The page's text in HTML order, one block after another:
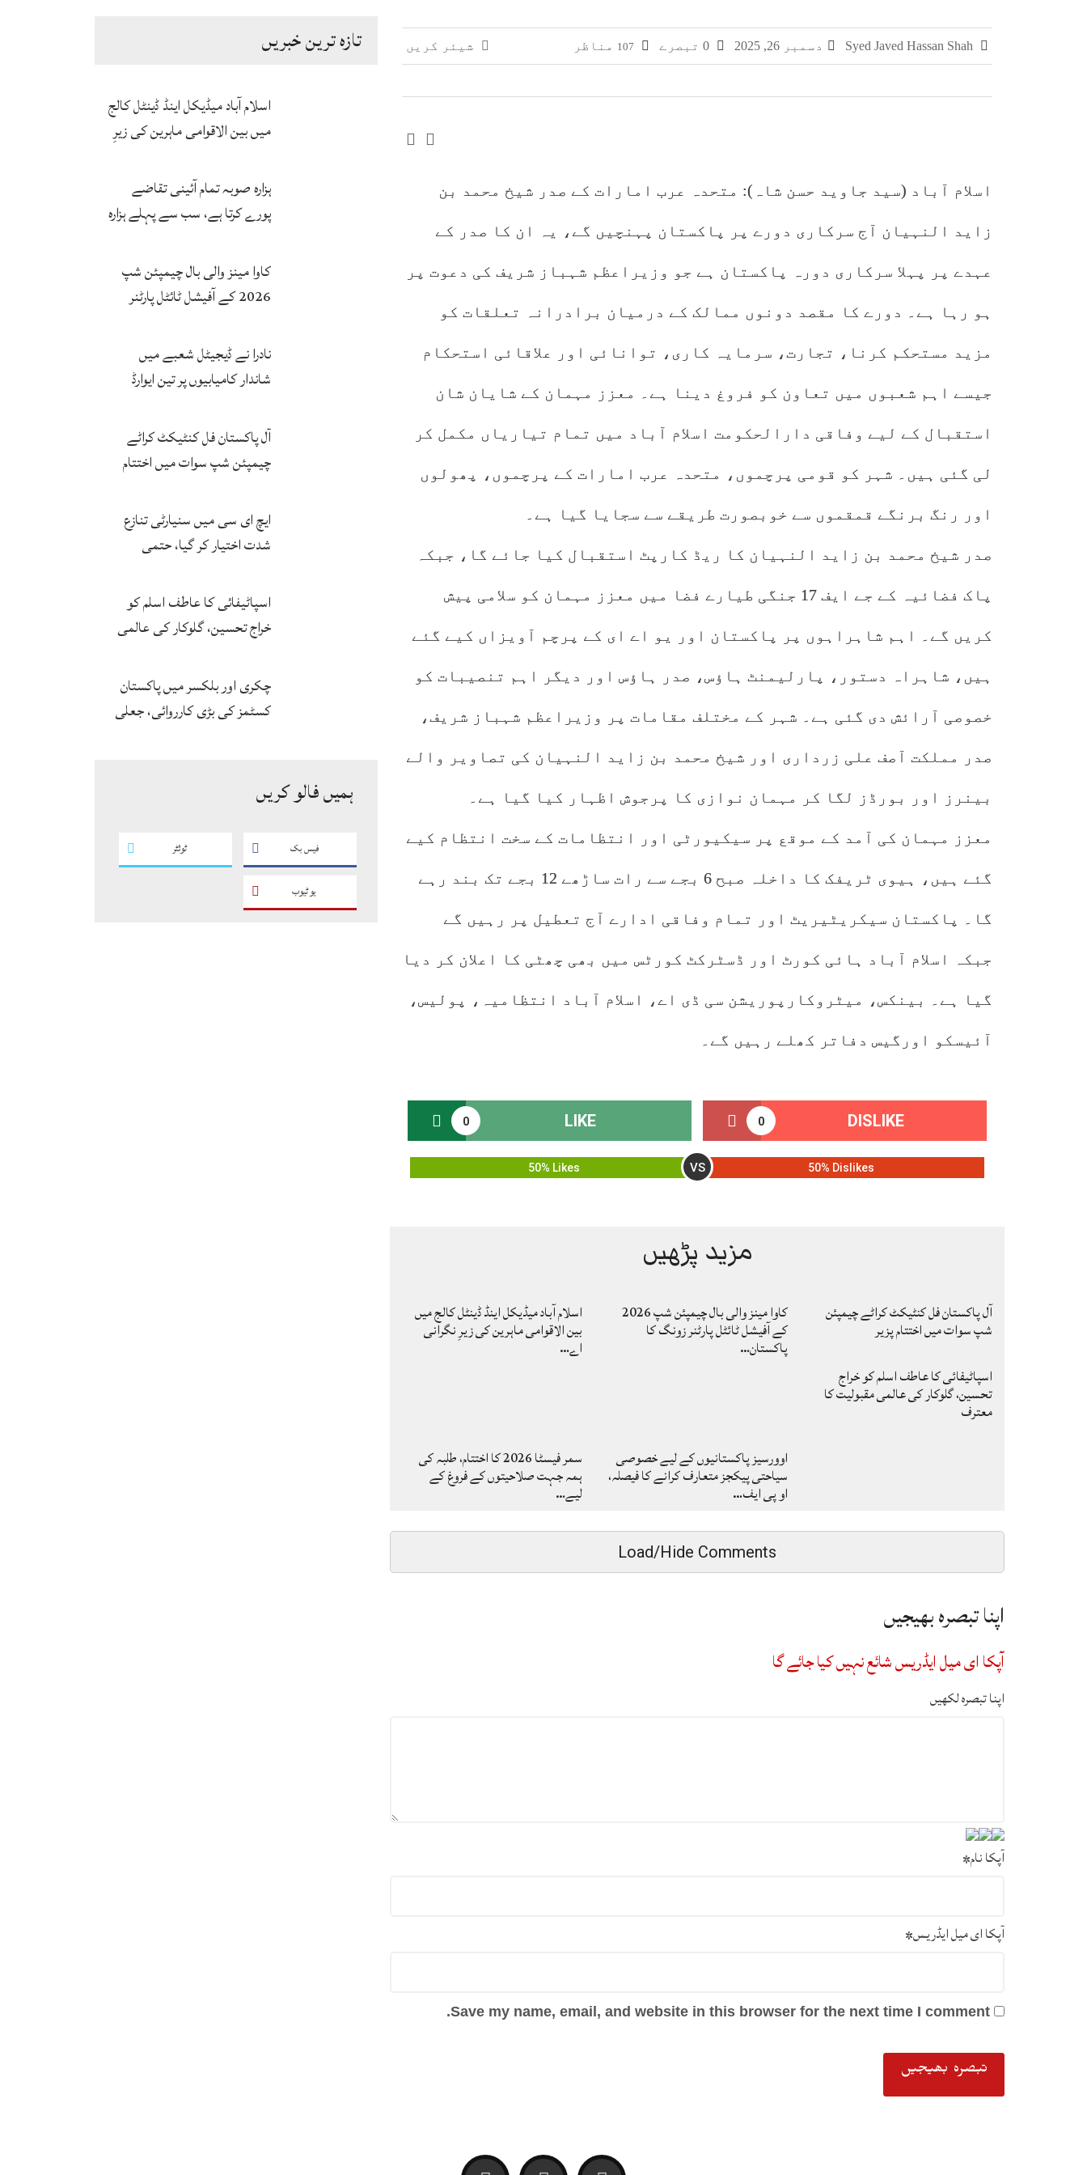
مشہور سمگل سگریٹ برانڈز میلانو، مونڈ افغانستان کے کاروباری گروپ کی ملکیت کا انکشاف
تازہ ترین خبریں
اسلام آباد میڈیکل اینڈ ڈینٹل کالج
میں بین الاقوامی ماہرین کی زیرِ
سرٹیفکیٹ پروگرام شروع
ہزارہ صوبہ تمام آئینی تقاضے
پورے کرتا ہے، سب سے پہلے ہزارہ
محمد یوسف
کاوا مینز والی بال چیمپئن شپ
2026 کے آفیشل ٹائٹل پارٹنر
فتح پر جشن
نادرا نے ڈیجیٹل شعبے میں
شاندار کامیابیوں پر تین ایوارڈ
آل پاکستان فل کنٹیکٹ کراٹے
چیمپئن شپ سوات میں اختتام
ایچ ای سی میں سنیارٹی تنازع
شدت اختیار کر گیا، حتمی
اسپاٹیفائی کا عاطف اسلم کو
خراج تحسین، گلوکار کی عالمی
چکری اور بلکسر میں پاکستان
کسٹمز کی بڑی کارروائی، جعلی
ہمیں فالو کریں
فیس بک ٹوئٹر
یو ٹیوب
شیئر کریں Syed Javed Hassan Shah دسمبر 26, 2025 107 مناظر
اسلام آباد (سید جاوید حسن شاہ): متحدہ عرب امارات کے صدر شیخ محمد بن
زاید النہیان آج سرکاری دورے پر پاکستان پہنچیں گے، یہ ان کا صدر کے
عہدے پر پہلا سرکاری دورہ پاکستان ہے جو وزیراعظم شہباز شریف کی دعوت پر
ہو رہا ہے۔ دورے کا مقصد دونوں ممالک کے درمیان برادرانہ تعلقات کو
مزید مستحکم کرنا، تجارت، سرمایہ کاری، توانائی اور علاقائی استحکام
جیسے اہم شعبوں میں تعاون کو فروغ دینا ہے۔ معزز مہمان کے شایان شان
استقبال کے لیے وفاقی دارالحکومت اسلام آباد میں تمام تیاریاں مکمل کر
لی گئی ہیں۔ شہر کو قومی پرچموں، متحدہ عرب امارات کے پرچموں، پھولوں
اور رنگ برنگے قمقموں سے خوبصورت طریقے سے سجایا گیا ہے۔
صدر شیخ محمد بن زاید النہیان کا ریڈ کارپٹ استقبال کیا جائے گا، جبکہ
پاک فضائیہ کے جے ایف 17 جنگی طیارے فضا میں معزز مہمان کو سلامی پیش
کریں گے۔ اہم شاہراہوں پر پاکستان اور یو اے ای کے پرچم آویزاں کیے گئے
ہیں، شاہراہ دستور، پارلیمنٹ ہاؤس، صدر ہاؤس اور دیگر اہم تنصیبات کو
خصوصی آرائش دی گئی ہے۔ شہر کے مختلف مقامات پر وزیراعظم شہباز شریف،
صدر مملکت آصف علی زرداری اور شیخ محمد بن زاید النہیان کی تصاویر والے
بینرز اور بورڈز لگا کر مہمان نوازی کا پرجوش اظہار کیا گیا ہے۔
معزز مہمان کی آمد کے موقع پر سیکیورٹی اور انتظامات کے سخت انتظام کیے
گئے ہیں، ہیوی ٹریفک کا داخلہ صبح 6 بجے سے رات ساڑھے 12 بجے تک بند رہے
گا۔ پاکستان سیکریٹیریٹ اور تمام وفاقی ادارے آج تعطیل پر رہیں گے
جبکہ اسلام آباد ہائی کورٹ اور ڈسٹرکٹ کورٹس میں بھی چھٹی کا اعلان کر دیا
گیا ہے۔ بینکس، میٹروکارپوریشن سی ڈی اے، اسلام آباد انتظامیہ، پولیس،
آئیسکو اورگیس دفاتر کھلے رہیں گے۔
0 LIKE 0 DISLIKE
50% Likes VS 50% Dislikes
مزید پڑھیں
اسلام آباد میڈیکل اینڈ ڈینٹل کالج میں
بین الاقوامی ماہرین کی زیرِ نگرانی
اے…
کاوا مینز والی بال چیمپئن شپ 2026
کے آفیشل ٹائٹل پارٹنر زونگ کا
پاکستان…
آل پاکستان فل کنٹیکٹ کراٹے چیمپئن
شپ سوات میں اختتام پزیر
اسپاٹیفائی کا عاطف اسلم کو خراج
تحسین، گلوکار کی عالمی مقبولیت کا
معترف
سمر فیسٹا 2026 کا اختتام، طلبہ کی
ہمہ جہت صلاحیتوں کے فروغ کے
لیے…
اوورسیز پاکستانیوں کے لیے خصوصی
سیاحتی پیکجز متعارف کرانے کا فیصلہ،
او پی ایف…
Load/Hide Comments
اپنا تبصرہ بھیجیں
آپکا ای میل ایڈریس شائع نہیں کیا جائے گا
اپنا تبصرہ لکھیں
آپکا نام*
آپکا ای میل ایڈریس*
Save my name, email, and website in this browser for the next time I comment.